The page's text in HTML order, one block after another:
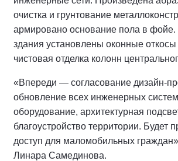
очистка и грунтование
армировано основание пола в
здания установлены оконные
чистовая отделка колонн
«Впереди — согласование дизайн-
обновление всех инженерных
оборудование, архитектурная
благоустройство территории. Будет
доступ для маломобильных
Линара Самединова.